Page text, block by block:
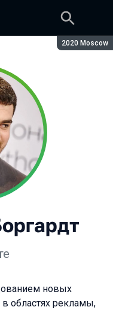
Сезон:
2020 Moscow
новых
областях рекламы,